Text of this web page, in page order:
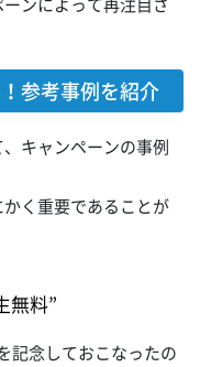
参考事例を紹介
キャンペーンの事例
かく重要であることが
無料”
記念しておこなったの